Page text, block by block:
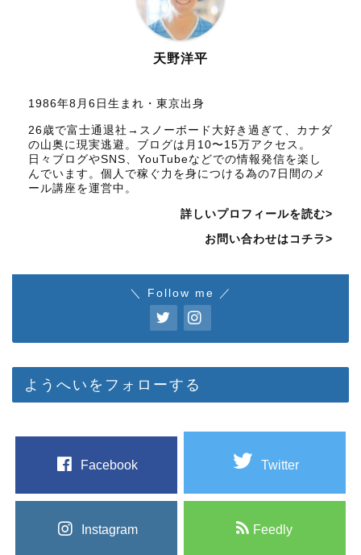
天野洋平
1986年8月6日生まれ・東京出身
26歳で富士通退社→スノーボード大好き過ぎて、カナダ
の山奥に現実逃避。ブログは月10〜15万アクセス。
日々ブログやSNS、YouTubeなどでの情報発信を楽し
んでいます。個人で稼ぐ力を身につける為の7日間のメ
ール講座を運営中。
詳しいプロフィールを読む>
お問い合わせはコチラ>
＼ Follow me ／
ようへいをフォローする
Facebook Twitter
Instagram Feedly